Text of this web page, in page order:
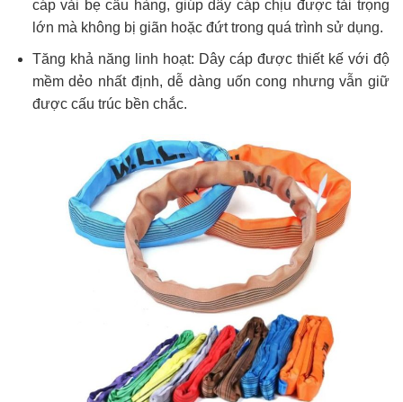
cáp vải bẹ cẩu hàng, giúp dây cáp chịu được tải trọng
lớn mà không bị giãn hoặc đứt trong quá trình sử dụng.
Tăng khả năng linh hoạt: Dây cáp được thiết kế với độ
mềm dẻo nhất định, dễ dàng uốn cong nhưng vẫn giữ
được cấu trúc bền chắc.